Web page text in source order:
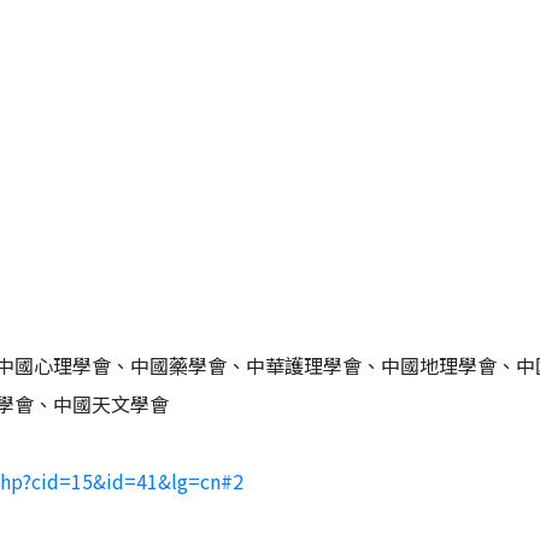
心理學會、中國藥學會、中華護理學會、中國地理學會、
會、中國天文學會